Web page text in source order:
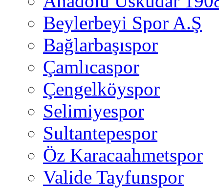
Beylerbeyi Spor A.Ş
Bağlarbaşıspor
Çamlıcaspor
Çengelköyspor
Selimiyespor
Sultantepespor
Öz Karacaahmetspor
Valide Tayfunspor